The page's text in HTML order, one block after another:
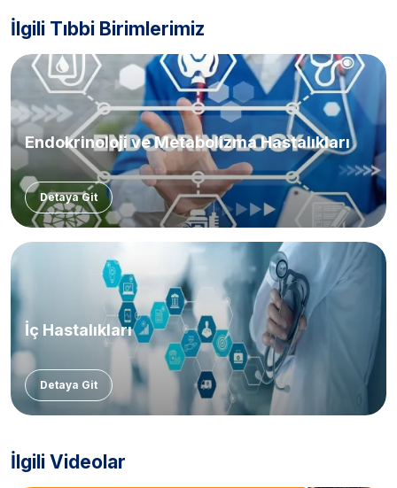
İlgili Tıbbi Birimlerimiz
Endokrinoloji ve Metabolizma Hastalıkları
Detaya Git
İç Hastalıkları
Detaya Git
İlgili Videolar